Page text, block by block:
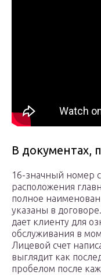
В документах,
16-значный номер
расположения
полное
указаны в
дает клиенту для
обслуживания в
Лицевой счет
выглядит как
пробелом после